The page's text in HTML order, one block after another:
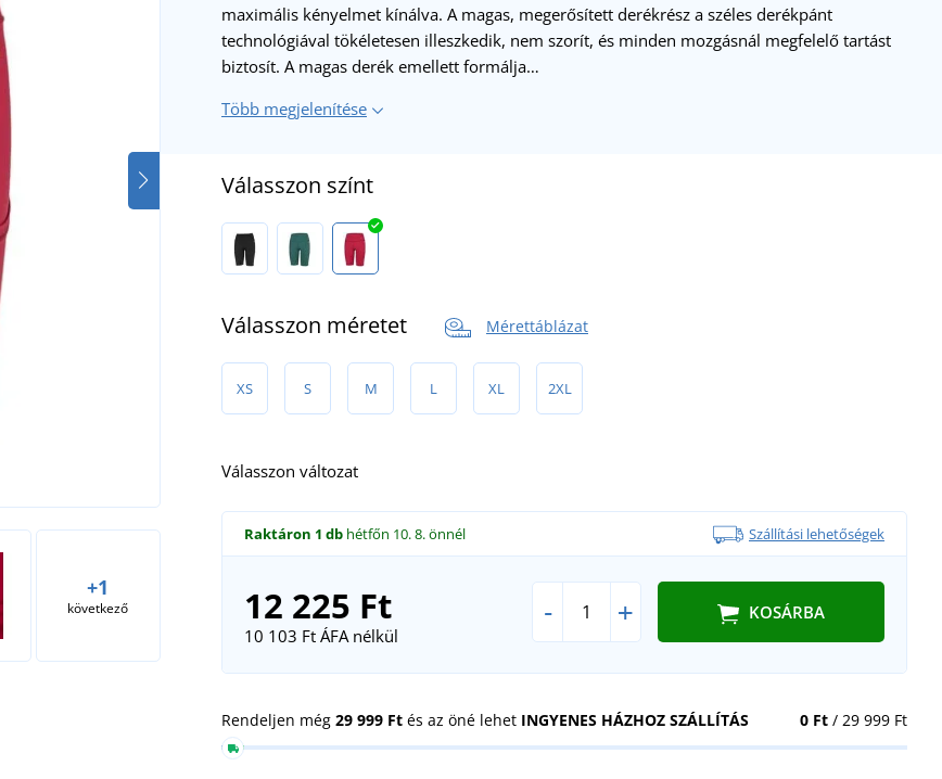
+1
következő
maximális kényelmet kínálva. A magas, megerősített derékrész a széles derékpánt
technológiával tökéletesen illeszkedik, nem szorít, és minden mozgásnál megfelelő tartást
biztosít. A magas derék emellett formálja…
Több megjelenítése
Válasszon színt
Válasszon méretet Mérettáblázat
XS S M L XL 2XL
Válasszon változat
Raktáron 1 db hétfőn 10. 8.önnél Szállítási lehetőségek
12 225 Ft
10 103 FtÁFA nélkül
- + KOSÁRBA
0 Ft/ 29 999 Ft
Rendeljen még 29 999 Ft és az öné lehet INGYENES HÁZHOZ SZÁLLÍTÁS